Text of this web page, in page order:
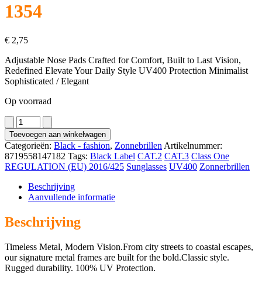
1354
€ 2,75
Adjustable Nose Pads Crafted for Comfort, Built to Last Vision,
Redefined Elevate Your Daily Style UV400 Protection Minimalist
Sophisticated / Elegant
Op voorraad
1354
aantal
Toevoegen aan winkelwagen
Categorieën: Black - fashion, Zonnebrillen Artikelnummer:
8719558147182 Tags: Black Label CAT.2 CAT.3 Class One
REGULATION (EU) 2016/425 Sunglasses UV400 Zonnerbrillen
Beschrijving
Aanvullende informatie
Beschrijving
Timeless Metal, Modern Vision.From city streets to coastal escapes,
our signature metal frames are built for the bold.Classic style.
Rugged durability. 100% UV Protection.